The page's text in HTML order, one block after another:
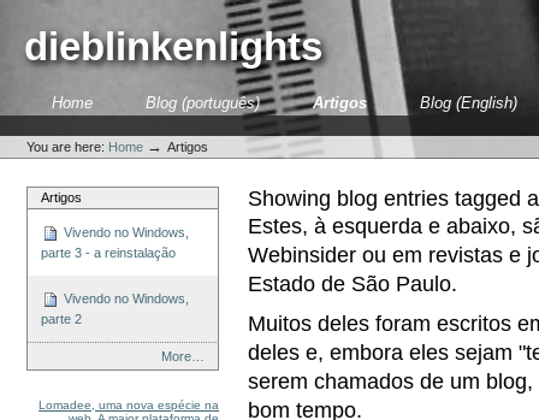
content.dieblinkenlights
SectionsHome Blog (português) Artigos Blog (English)
tools
You are here: Home →Artigos
Artigos
Vivendo no Windows,
parte 3 - a reinstalação
Vivendo no Windows,
parte 2
More…
Lomadee, uma nova espécie na
Showing blog entries tagged
Estes, à esquerda e abaixo,
Webinsider ou em revistas e
Estado de São Paulo.
Muitos deles foram escritos
deles e, embora eles sejam
serem chamados de um
bom tempo.